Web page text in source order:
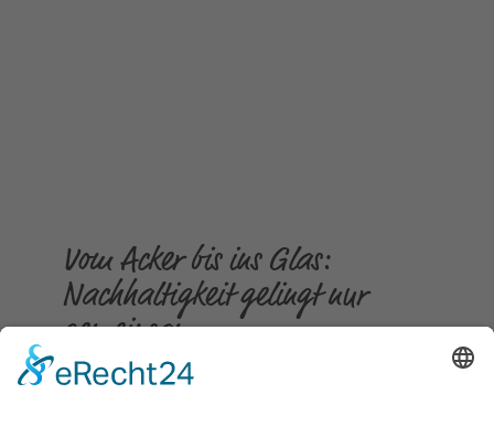
Vom Acker bis ins Glas:
Nachhaltigkeit gelingt nur
gemeinsam
Gepostet am23.07.2026